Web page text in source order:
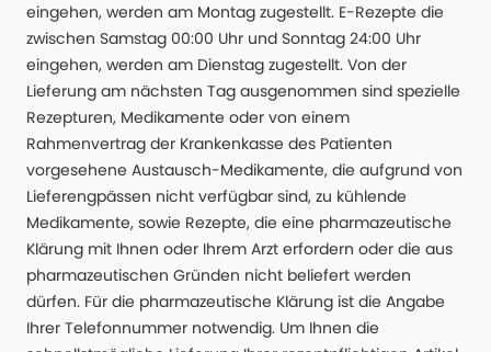
eingehen, werden am Montag zugestellt. E-Rezepte die
zwischen Samstag 00:00 Uhr und Sonntag 24:00 Uhr
eingehen, werden am Dienstag zugestellt. Von der
Lieferung am nächsten Tag ausgenommen sind spezielle
Rezepturen, Medikamente oder von einem
Rahmenvertrag der Krankenkasse des Patienten
vorgesehene Austausch-Medikamente, die aufgrund von
Lieferengpässen nicht verfügbar sind, zu kühlende
Medikamente, sowie Rezepte, die eine pharmazeutische
Klärung mit Ihnen oder Ihrem Arzt erfordern oder die aus
pharmazeutischen Gründen nicht beliefert werden
dürfen. Für die pharmazeutische Klärung ist die Angabe
Ihrer Telefonnummer notwendig. Um Ihnen die